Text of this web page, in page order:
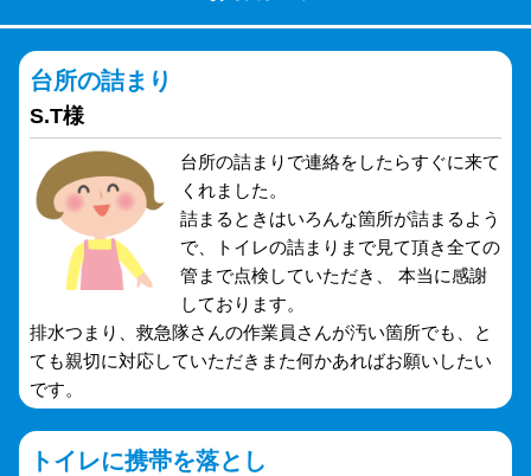
台所の詰まり
S.T様
台所の詰まりで連絡をしたらすぐに来て
くれました。
詰まるときはいろんな箇所が詰まるよう
で、トイレの詰まりまで見て頂き全ての
管まで点検していただき、 本当に感謝
しております。
排水つまり、救急隊さんの作業員さんが汚い箇所でも、と
ても親切に対応していただきまた何かあればお願いしたい
です。
トイレに携帯を落とし